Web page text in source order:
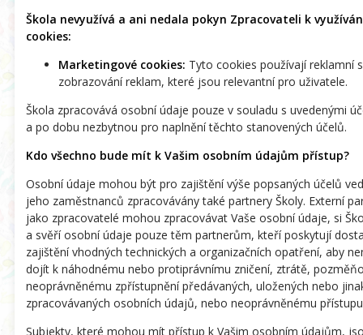
Škola nevyužívá a ani nedala pokyn Zpracovateli k
cookies:
Marketingové cookies: Tyto cookies používají reklamní
zobrazování reklam, které jsou relevantní pro uživatele.
Škola zpracovává osobní údaje pouze v souladu s uvedenými
a po dobu nezbytnou pro naplnění těchto stanovených účelů.
Kdo všechno bude mít k Vašim osobním údajům přístup?
Osobní údaje mohou být pro zajištění výše popsaných účelů
jeho zaměstnanců zpracovávány také partnery Školy. Externí
jako zpracovatelé mohou zpracovávat Vaše osobní údaje, si
a svěří osobní údaje pouze těm partnerům, kteří poskytují
zajištění vhodných technických a organizačních opatření, aby
dojít k náhodnému nebo protiprávnímu zničení, ztrátě,
neoprávněnému zpřístupnění předávaných, uložených nebo
zpracovávaných osobních údajů, nebo neoprávněnému
Subjekty, které mohou mít přístup k Vašim osobním údajům,